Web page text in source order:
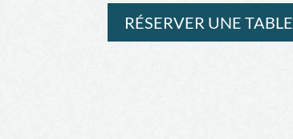
RÉSERVER UNE TABLE